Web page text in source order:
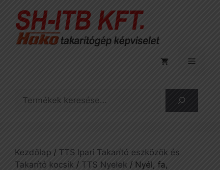
tartalomba
Menü
Kezdőlap / TTS Ipari Takarító eszközök és
Takarító kocsik / TTS Nyelek / Nyél, fa,